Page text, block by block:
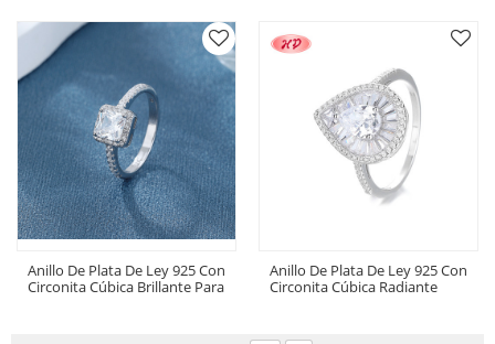
Anillo De Plata De Ley 925 Con
Circonita Cúbica Brillante Para
Anillo De Plata De Ley 925 Con
Circonita Cúbica Radiante